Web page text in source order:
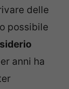
delle
possibile
anni ha